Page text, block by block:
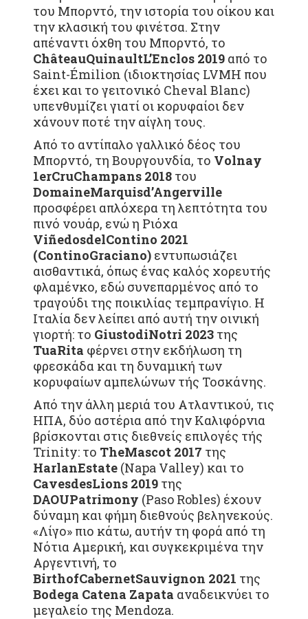
του Μπορντό, την ιστορία του οίκου και
την κλασική του φινέτσα. Στην
απέναντι όχθη του Μπορντό, το
ChâteauQuinaultL’Enclos 2019 από το
Saint-Émilion (ιδιοκτησίας LVMH που
έχει και το γειτονικό Cheval Blanc)
υπενθυμίζει γιατί οι κορυφαίοι δεν
χάνουν ποτέ την αίγλη τους.
Από το αντίπαλο γαλλικό δέος του
Μπορντό, τη Βουργουνδία, το Volnay
1erCruChampans 2018 του
DomaineMarquisd’Angerville
προσφέρει απλόχερα τη λεπτότητα του
πινό νουάρ, ενώ η Ριόχα
ViñedosdelContino 2021
(ContinoGraciano) εντυπωσιάζει
αισθαντικά, όπως ένας καλός χορευτής
φλαμένκο, εδώ συνεπαρμένος από το
τραγούδι της ποικιλίας τεμπρανίγιο. Η
Ιταλία δεν λείπει από αυτή την οινική
γιορτή: το GiustodiNotri 2023 της
TuaRita φέρνει στην εκδήλωση τη
φρεσκάδα και τη δυναμική των
κορυφαίων αμπελώνων τής Τοσκάνης.
Από την άλλη μεριά του Ατλαντικού, τις
ΗΠΑ, δύο αστέρια από την Καλιφόρνια
βρίσκονται στις διεθνείς επιλογές τής
Trinity: το TheMascot 2017 της
HarlanEstate (Napa Valley) και το
CavesdesLions 2019 της
DAOUPatrimony (Paso Robles) έχουν
δύναμη και φήμη διεθνούς βεληνεκούς.
«Λίγο» πιο κάτω, αυτήν τη φορά από τη
Νότια Αμερική, και συγκεκριμένα την
Αργεντινή, το
BirthofCabernetSauvignon 2021 της
Bodega Catena Zapata αναδεικνύει το
μεγαλείο της Mendoza.